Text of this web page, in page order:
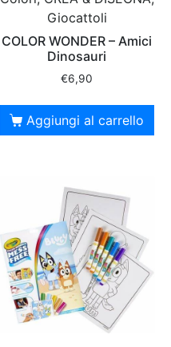
Giocattoli
COLOR WONDER – Amici
Dinosauri
€6,90
Aggiungi al carrello